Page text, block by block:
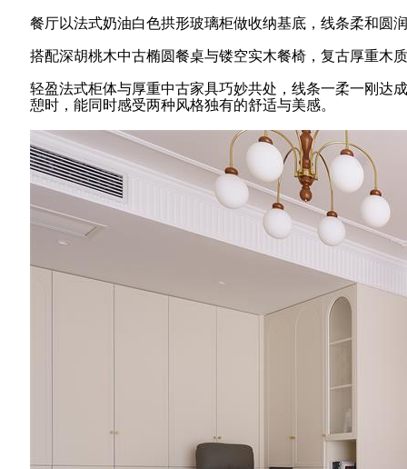
餐厅以法式奶油白色拱形玻璃柜做收纳基底，线条柔和圆
搭配深胡桃木中古椭圆餐桌与镂空实木餐椅，复古厚重木
轻盈法式柜体与厚重中古家具巧妙共处，线条一柔一刚达
憩时，能同时感受两种风格独有的舒适与美感。